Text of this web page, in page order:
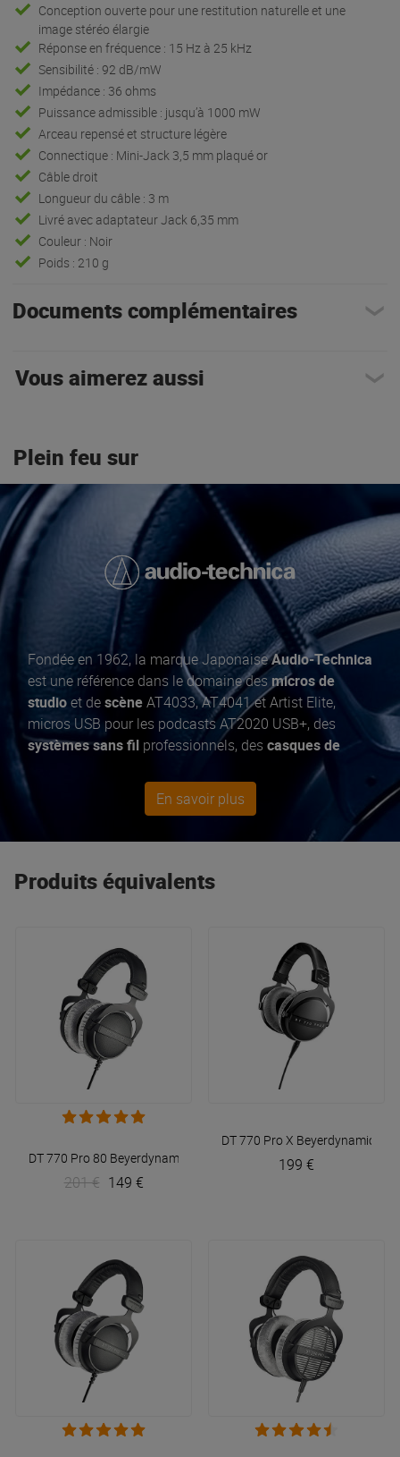
Conception ouverte pour une restitution naturelle et une
image stéréo élargie
Réponse en fréquence : 15 Hz à 25 kHz
Sensibilité : 92 dB/mW
Impédance : 36 ohms
Puissance admissible : jusqu’à 1000 mW
Arceau repensé et structure légère
Connectique : Mini-Jack 3,5 mm plaqué or
Câble droit
Longueur du câble : 3 m
Livré avec adaptateur Jack 6,35 mm
Couleur : Noir
Poids : 210 g
Documents complémentaires
Vous aimerez aussi
Plein feu sur
Fondée en 1962, la marque JaponaiseAudio-Technica
est une référence dans le domaine desmicros de
studioet descèneAT4033, AT4041 et Artist Elite,
micros USB pour les podcasts AT2020 USB+, des
systèmes sans fil professionnels, des casques de
platines vinyles AT-
LP140XP
accessoires DJ. Des développements tels
technologie anti-RFI Uniguard
, qui préserve les
microphones des interférences WiFi, Bluetooth et
témoignent de leur engagement à fournir aux
musiciens et aux ingénieurs le
En savoir plus
Produits équivalents
DT 770 Pro 80 Beyerdynamic
201 € 149 €
DT 770 Pro X Beyerdynamic
199 €